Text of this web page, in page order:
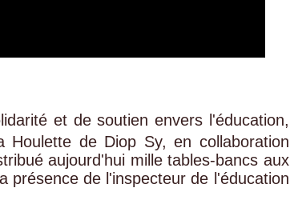
et de soutien envers l'éducation,
Houlette de Diop Sy, en collaboration
aujourd'hui mille tables-bancs aux
présence de l'inspecteur de l'éducation